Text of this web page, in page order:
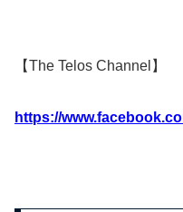
【The Telos Channel】
https://